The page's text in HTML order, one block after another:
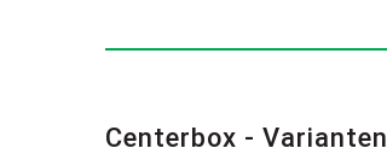
Centerbox - Varianten